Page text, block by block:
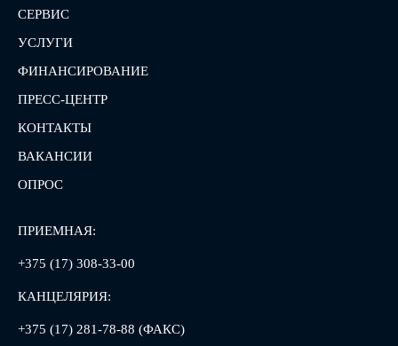
СЕРВИС
УСЛУГИ
ФИНАНСИРОВАНИЕ
ПРЕСС-ЦЕНТР
КОНТАКТЫ
ВАКАНСИИ
ОПРОС
ПРИЕМНАЯ:
+375 (17) 308-33-00
КАНЦЕЛЯРИЯ:
+375 (17) 281-78-88 (ФАКС)